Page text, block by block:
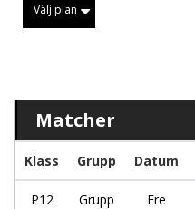
Välj plan
Matcher
Klass Grupp Datum
P12
Grupp
Fre